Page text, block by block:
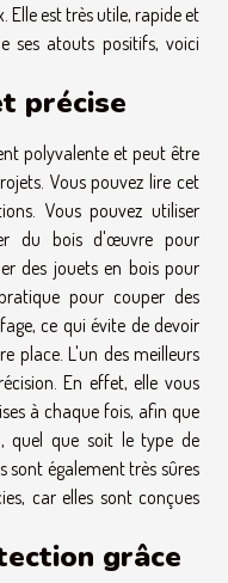
est très utile, rapide et
ses atouts positifs, voici
précise
polyvalente et peut être
Vous pouvez lire cet
Vous pouvez utiliser
du bois d'œuvre pour
des jouets en bois pour
pour couper des
ce qui évite de devoir
place. L'un des meilleurs
En effet, elle vous
à chaque fois, afin que
quel que soit le type de
sont également très sûres
car elles sont conçues
grâce